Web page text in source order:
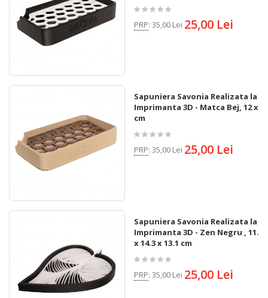
PRP: 35,00 Lei 25,00 Lei
Sapuniera Savonia Realizata la
Imprimanta 3D - Matca Bej, 12 x 7
cm
PRP: 35,00 Lei 25,00 Lei
Sapuniera Savonia Realizata la
Imprimanta 3D - Zen Negru , 11.4
x 14.3 x 13.1 cm
PRP: 35,00 Lei 25,00 Lei